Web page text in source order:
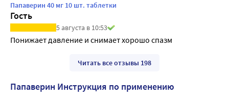
Папаверин 40 мг 10 шт. таблетки
Гость
5 августа в 10:53
Понижает давление и снимает хорошо спазм
Читать все отзывы 198
Папаверин Инструкция по применению